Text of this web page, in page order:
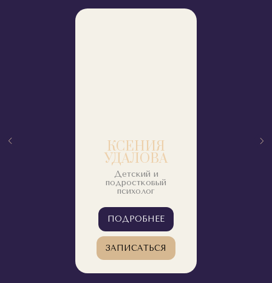
КСЕНИЯ
УДАЛОВА
Детский и
подростковый
психолог
ПОДРОБНЕЕ
ЗАПИСАТЬСЯ